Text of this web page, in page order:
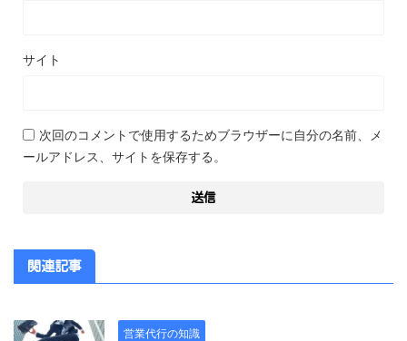
サイト
次回のコメントで使用するためブラウザーに自分の名前、メ
ールアドレス、サイトを保存する。
関連記事
営業代行の知識